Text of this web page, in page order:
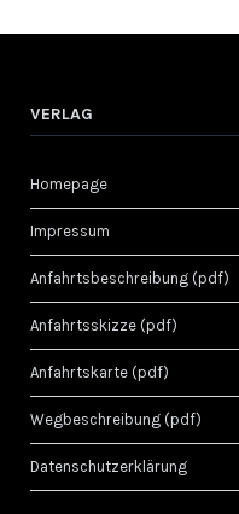
VERLAG
Homepage
Impressum
Anfahrtsbeschreibung (pdf)
Anfahrtsskizze (pdf)
Anfahrtskarte (pdf)
Wegbeschreibung (pdf)
Datenschutzerklärung